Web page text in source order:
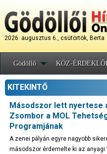
2026. augusztus 6., csütörtök, Berta
Gödöllő KÖZ-
KITEKINTŐ
Másodszor lett nyertese
Zsombor a MOL
Programjának
A zenei pályán egyre nagyobb
másodszor érdemelte ki az